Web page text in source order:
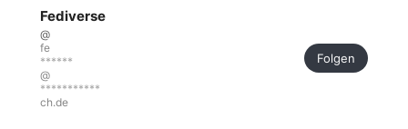
Fediverse
@
fe
******
@
***********
ch.de
Folgen